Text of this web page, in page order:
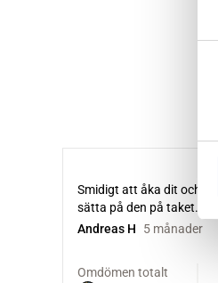
s